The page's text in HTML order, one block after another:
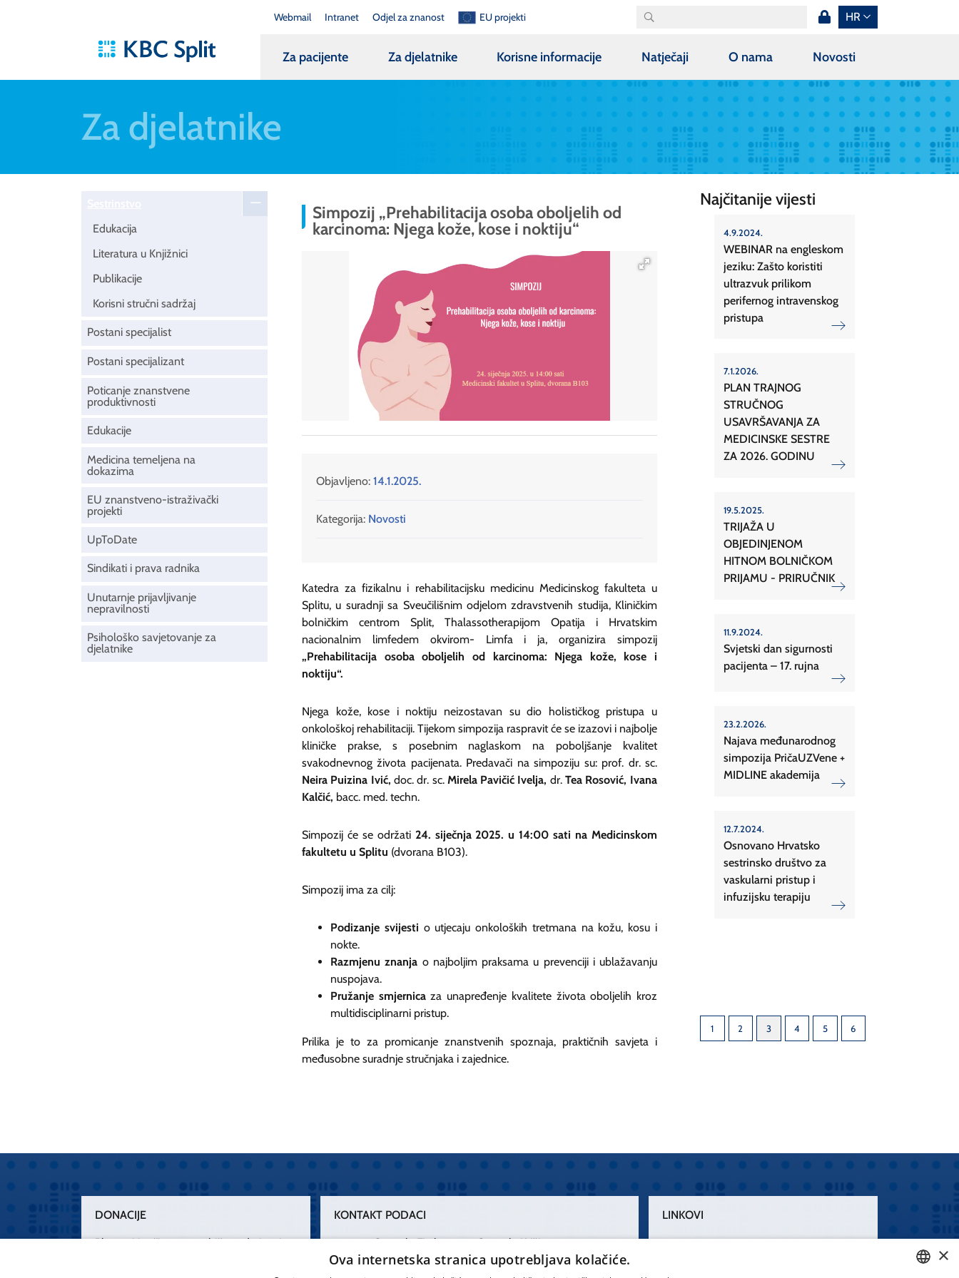
Webmail Intranet Odjel za znanost EU projekti HR
Za pacijente Za djelatnike Korisne informacije Natječaji O nama Novosti
Za djelatnike
Edukacija
Literatura u Knjižnici
Publikacije
Korisni stručni sadržaj
Postani specijalist
Postani specijalizant
Poticanje znanstvene
produktivnosti
Edukacije
Medicina temeljena na
dokazima
EU znanstveno-istraživački
projekti
UpToDate
Sindikati i prava radnika
Unutarnje prijavljivanje
nepravilnosti
Psihološko savjetovanje za
djelatnike
Simpozij „Prehabilitacija osoba oboljelih od
karcinoma: Njega kože, kose i noktiju“
Objavljeno: 14.1.2025.
Kategorija: Novosti
Katedra za fizikalnu i rehabilitacijsku medicinu Medicinskog fakulteta u
Splitu, u suradnji sa Sveučilišnim odjelom zdravstvenih studija, Kliničkim
bolničkim centrom Split, Thalassotherapijom Opatija i Hrvatskim
nacionalnim limfedem okvirom- Limfa i ja, organizira simpozij
„Prehabilitacija osoba oboljelih od karcinoma: Njega kože, kose i
noktiju“.
Njega kože, kose i noktiju neizostavan su dio holističkog pristupa u
onkološkoj rehabilitaciji. Tijekom simpozija raspravit će se izazovi i najbolje
kliničke prakse, s posebnim naglaskom na poboljšanje kvalitet
svakodnevnog života pacijenata. Predavači na simpoziju su: prof. dr. sc.
Neira Puizina Ivić, doc. dr. sc.Mirela Pavičić Ivelja, dr.Tea Rosović, Ivana
Kalčić, bacc. med. techn.
Simpozij će se održati 24. siječnja 2025. u 14:00 sati naMedicinskom
fakultetu u Splitu (dvorana B103).
Simpozij ima za cilj:
Podizanje svijesti o utjecaju onkoloških tretmana na kožu, kosu i
nokte.
Razmjenu znanja o najboljim praksama u prevenciji i ublažavanju
nuspojava.
Pružanje smjernicaza unapređenje kvalitete života oboljelih kroz
multidisciplinarni pristup.
Prilika je to za promicanje znanstvenih spoznaja, praktičnih savjeta i
međusobne suradnje stručnjaka i zajednice.
Najčitanije vijesti
4.9.2024.
WEBINAR na engleskom
jeziku: Zašto koristiti
ultrazvuk prilikom
perifernog intravenskog
pristupa
7.1.2026.
PLAN TRAJNOG
STRUČNOG
USAVRŠAVANJA ZA
MEDICINSKE SESTRE
ZA 2026. GODINU
19.5.2025.
TRIJAŽA U
OBJEDINJENOM
HITNOM BOLNIČKOM
PRIJAMU - PRIRUČNIK
11.9.2024.
Svjetski dan sigurnosti
pacijenta – 17. rujna
23.2.2026.
Najava međunarodnog
simpozija PričaUZVene +
MIDLINE akademija
12.7.2024.
Osnovano Hrvatsko
sestrinsko društvo za
vaskularni pristup i
infuzijsku terapiju
1 2 3 4 5 6
DONACIJE
Plemenitim činom nesebičnog darivanja
KONTAKT PODACI
Centrala Firule
021 556 111
Centrala Križine
021 557 111
LINKOVI
×
Ova internetska stranica upotrebljava kolačiće.